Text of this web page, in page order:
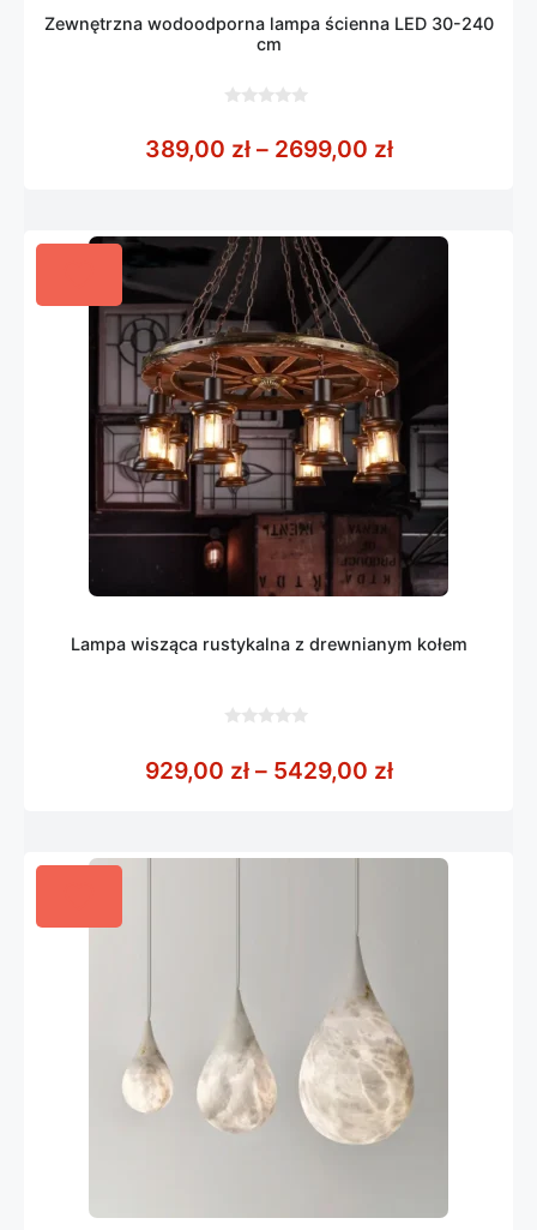
Zewnętrzna wodoodporna lampa ścienna LED 30-240
cm
5
389,00 zł – 2699,00 złZakres cen:
Lampa wisząca rustykalna z drewnianym kołem
5
929,00 zł – 5429,00 złZakres cen: